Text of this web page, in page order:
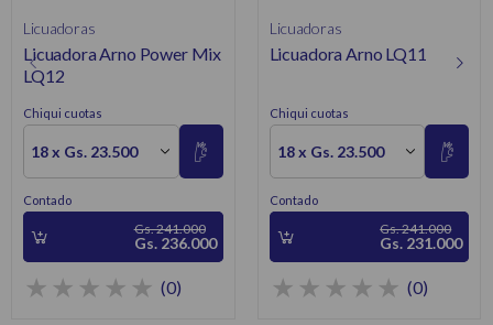
Licuadoras
Licuadora Arno Power Mix
LQ12
Chiqui cuotas
18 x Gs. 23.500
Contado
Gs. 241.000
Gs. 236.000
(0)
Licuadoras
Licuadora Arno LQ11
Chiqui cuotas
18 x Gs. 23.500
Contado
Gs. 241.000
Gs. 231.000
(0)